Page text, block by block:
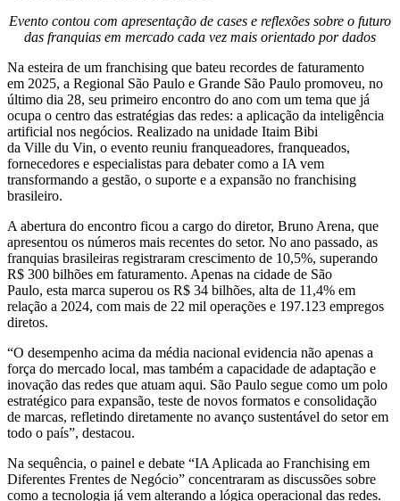
Evento contou com apresentação de cases e reflexões sobre o futuro
das franquias em mercado cada vez mais orientado por dados
Na esteira de um franchising que bateu recordes de faturamento
em 2025, a Regional São Paulo e Grande São Paulo promoveu, no
último dia 28, seu primeiro encontro do ano com um tema que já
ocupa o centro das estratégias das redes: a aplicação da inteligência
artificial nos negócios. Realizado na unidade Itaim Bibi
da Ville du Vin, o evento reuniu franqueadores, franqueados,
fornecedores e especialistas para debater como a IA vem
transformando a gestão, o suporte e a expansão no franchising
brasileiro.
A abertura do encontro ficou a cargo do diretor, Bruno Arena, que
apresentou os números mais recentes do setor. No ano passado, as
franquias brasileiras registraram crescimento de 10,5%, superando
R$ 300 bilhões em faturamento. Apenas na cidade de São
Paulo, esta marca superou os R$ 34 bilhões, alta de 11,4% em
relação a 2024, com mais de 22 mil operações e 197.123 empregos
diretos.
“O desempenho acima da média nacional evidencia não apenas a
força do mercado local, mas também a capacidade de adaptação e
inovação das redes que atuam aqui. São Paulo segue como um polo
estratégico para expansão, teste de novos formatos e consolidação
de marcas, refletindo diretamente no avanço sustentável do setor em
todo o país”, destacou.
Na sequência, o painel e debate “IA Aplicada ao Franchising em
Diferentes Frentes de Negócio” concentraram as discussões sobre
como a tecnologia já vem alterando a lógica operacional das redes.